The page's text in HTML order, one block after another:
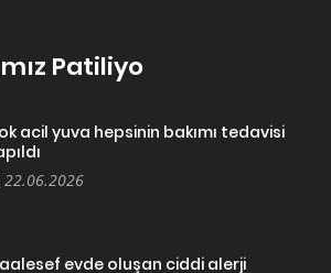
Patiliyo
acil yuva hepsinin bakımı tedavisi
22.06.2026
evde oluşan ciddi alerji